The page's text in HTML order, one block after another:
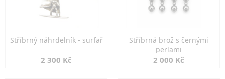
Stříbrný náhrdelník - surfař
2 300 Kč
Stříbrná brož s černými
perlami
2 000 Kč